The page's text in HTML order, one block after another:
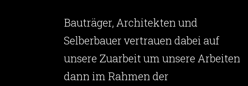
Bauträger, Architekten und
Selberbauer vertrauen dabei auf
unsere Zuarbeit um unsere Arbeiten
dann im Rahmen der